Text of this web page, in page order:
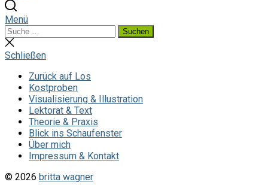
Menü
Suchen
nach:
Suchen
Suche
schließen
Schließen
Zurück auf Los
Kostproben
Visualisierung & Illustration
Lektorat & Text
Theorie & Praxis
Blick ins Schaufenster
Über mich
Impressum & Kontakt
© 2026 britta wagner